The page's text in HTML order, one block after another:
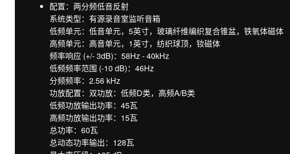
配置：两分频低音反射
系统类型：有源录音室监听音箱
低频单元：低音单元，5英寸，玻璃纤维编织复合锥盆，铁氧体磁体
高频单元：高音单元，1英寸，纺织球顶，钕磁体
频率响应 (+/- 3dB)：58Hz - 40kHz
低频频率范围 (-10 dB)：46Hz
分频频率：2.56 kHz
功放配置：双功放：低频D类，高频A/B类
低频功放输出功率：45瓦
高频功放输出功率：15瓦
总功率：60瓦
总动态功率输出：128瓦